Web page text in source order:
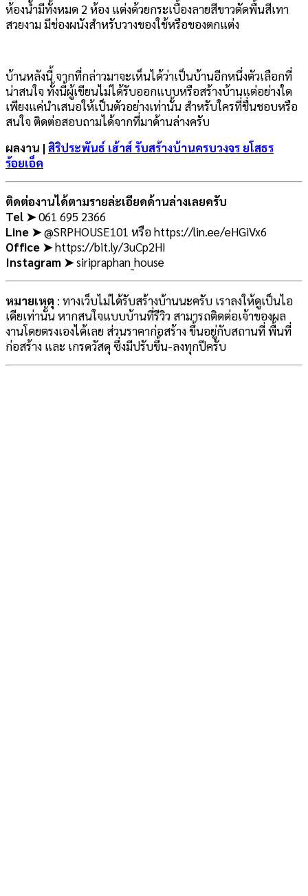
ห้องน้ำมีทั้งหมด 2 ห้อง แต่งด้วยกระเบื้องลายสีขาวตัดพื้นสีเทา
สวยงาม มีช่องผนังสำหรับวางของใช้หรือของตกแต่ง
บ้านหลังนี้ จากที่กล่าวมาจะเห็นได้ว่าเป็นบ้านอีกหนึ่งตัวเลือกที่
น่าสนใจ ทั้งนี้ผู้เขียนไม่ได้รับออกแบบหรือสร้างบ้านแต่อย่างใด
เพียงแค่นำเสนอให้เป็นตัวอย่างเท่านั้น สำหรับใครที่ชื่นชอบหรือ
สนใจ ติดต่อสอบถามได้จากที่มาด้านล่างครับ
ผลงาน |สิริประพันธ์ เฮ้าส์ รับสร้างบ้านครบวงจร ยโสธร
ร้อยเอ็ด
ติดต่องานได้ตามรายล่ะเอียดด้านล่างเลยครับ
Tel ➤061 695 2366
Line ➤@SRPHOUSE101 หรือ https://lin.ee/eHGiVx6
Office ➤https://bit.ly/3uCp2HI
Instagram ➤siripraphan_house
หมายเหตุ : ทางเว็บไม่ได้รับสร้างบ้านนะครับ เราลงให้ดูเป็นไอ
เดียเท่านั้น หากสนใจแบบบ้านที่รีวิว สามารถติดต่อเจ้าของผล
งานโดยตรงเองได้เลย ส่วนราคาก่อสร้าง ขึ้นอยู่กับสถานที่ พื้นที่
ก่อสร้าง และ เกรดวัสดุ ซึ่งมีปรับขึ้น-ลงทุกปีครับ